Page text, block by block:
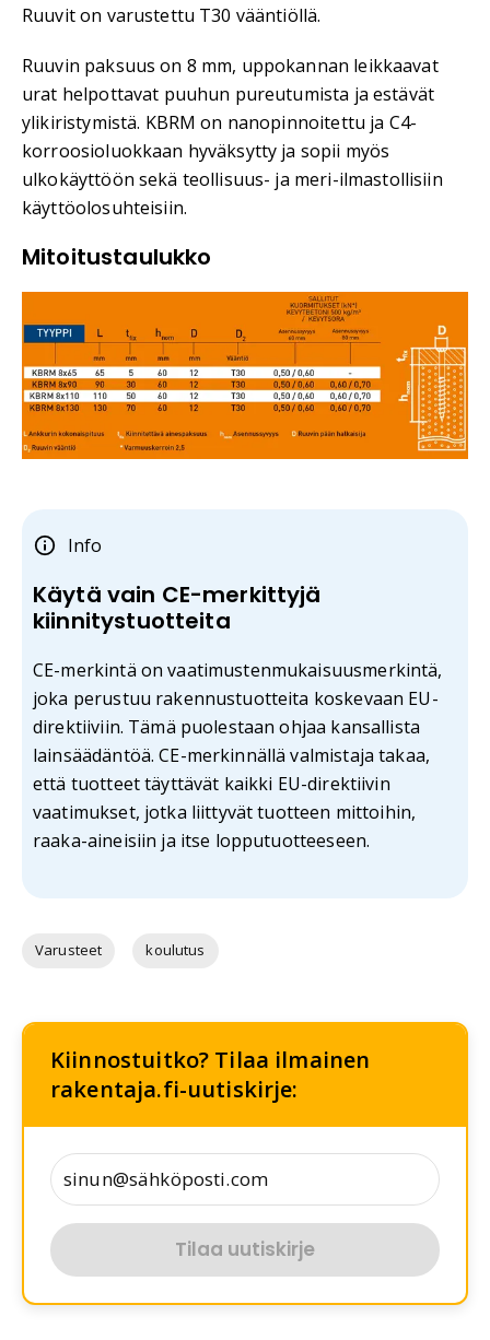
Ruuvit on varustettu T30 vääntiöllä.
Ruuvin paksuus on 8 mm, uppokannan leikkaavat
urat helpottavat puuhun pureutumista ja estävät
ylikiristymistä. KBRM on nanopinnoitettu ja C4-
korroosioluokkaan hyväksytty ja sopii myös
ulkokäyttöön sekä teollisuus- ja meri-ilmastollisiin
käyttöolosuhteisiin.
Mitoitustaulukko
Info
Käytä vain CE-merkittyjä
kiinnitystuotteita
CE-merkintä on vaatimustenmukaisuusmerkintä,
joka perustuu rakennustuotteita koskevaan EU-
direktiiviin. Tämä puolestaan ohjaa kansallista
lainsäädäntöä. CE-merkinnällä valmistaja takaa,
että tuotteet täyttävät kaikki EU-direktiivin
vaatimukset, jotka liittyvät tuotteen mittoihin,
raaka-aineisiin ja itse lopputuotteeseen.
Varusteet koulutus
Kiinnostuitko? Tilaa ilmainen
rakentaja.fi-uutiskirje:
Tilaa uutiskirje